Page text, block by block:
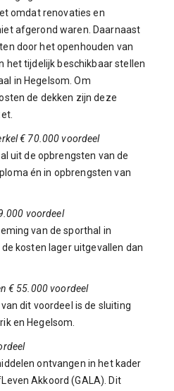
omdat renovaties en
afgerond waren. Daarnaast
door het openhouden van
het tijdelijk beschikbaar stellen
in Hegelsom. Om
de dekken zijn deze
€ 70.000 voordeel
uit de opbrengsten van de
én in opbrengsten van
voordeel
van de sporthal in
kosten lager uitgevallen dan
€ 55.000 voordeel
dit voordeel is de sluiting
en Hegelsom.
ontvangen in het kader
Akkoord (GALA). Dit